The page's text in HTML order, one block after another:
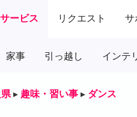
サービス リクエスト サ
家事 引っ越し インテ
▸ 趣味・習い事 ▸ ダンス